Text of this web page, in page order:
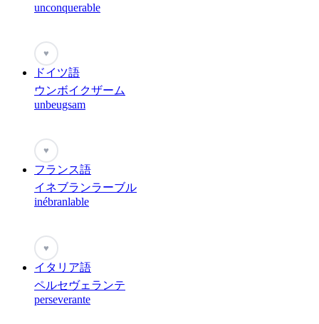
unconquerable
♥
ドイツ語
ウンボイクザーム
unbeugsam
♥
フランス語
イネブランラーブル
inébranlable
♥
イタリア語
ペルセヴェランテ
perseverante